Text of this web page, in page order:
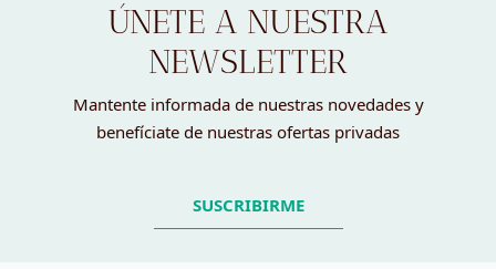
ÚNETE A NUESTRA
NEWSLETTER
Mantente informada de nuestras novedades y
benefíciate de nuestras ofertas privadas
SUSCRIBIRME